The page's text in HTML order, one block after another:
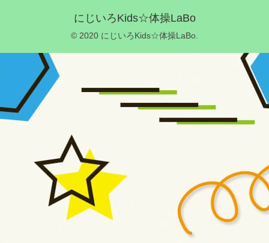
にじいろKids☆体操LaBo
© 2020 にじいろKids☆体操LaBo.